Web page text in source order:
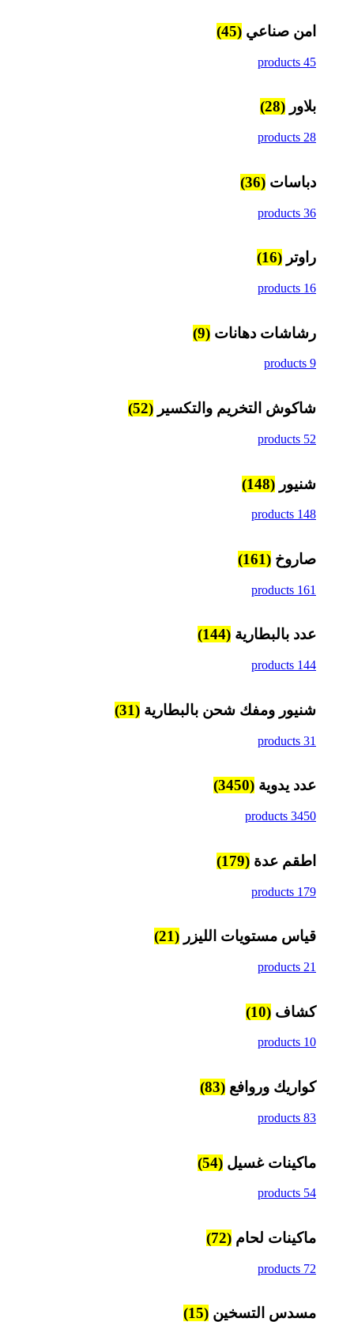
امن صناعي (45)
45 products
بلاور (28)
28 products
دباسات (36)
36 products
راوتر (16)
16 products
رشاشات دهانات (9)
9 products
شاكوش التخريم والتكسير (52)
52 products
شنيور (148)
148 products
صاروخ (161)
161 products
عدد بالبطارية (144)
144 products
شنيور ومفك شحن بالبطارية (31)
31 products
عدد يدوية (3450)
3450 products
اطقم عدة (179)
179 products
قياس مستويات الليزر (21)
21 products
كشاف (10)
10 products
كواريك وروافع (83)
83 products
ماكينات غسيل (54)
54 products
ماكينات لحام (72)
72 products
مسدس التسخين (15)